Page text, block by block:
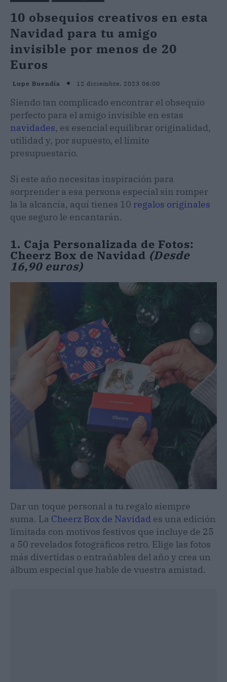
10 obsequios creativos en esta
Navidad para tu amigo
invisible por menos de 20
Euros
Lupe Buendía 12 diciembre, 2023 06:00
Siendo tan complicado encontrar el obsequio
perfecto para el amigo invisible en estas
navidades, es esencial equilibrar originalidad,
utilidad y, por supuesto, el límite
presupuestario.
Si este año necesitas inspiración para
sorprender a esa persona especial sin romper
la la alcancía, aquí tienes 10 regalos originales
que seguro le encantarán.
1. Caja Personalizada de Fotos:
Cheerz Box de Navidad (Desde
16,90 euros)
Dar un toque personal a tu regalo siempre
suma. La Cheerz Box de Navidad es una edición
limitada con motivos festivos que incluye de 25
a 50 revelados fotográficos retro. Elige las fotos
más divertidas o entrañables del año y crea un
álbum especial que hable de vuestra amistad.